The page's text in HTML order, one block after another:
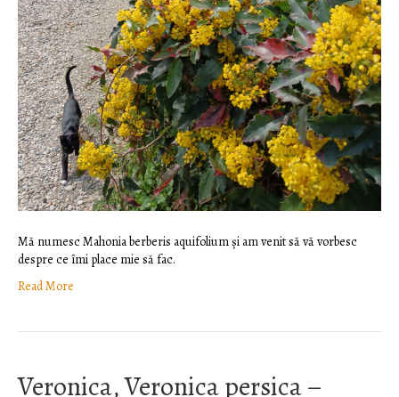
Mă numesc Mahonia berberis aquifolium și am venit să vă vorbesc
despre ce îmi place mie să fac.
Read More
Veronica, Veronica persica –